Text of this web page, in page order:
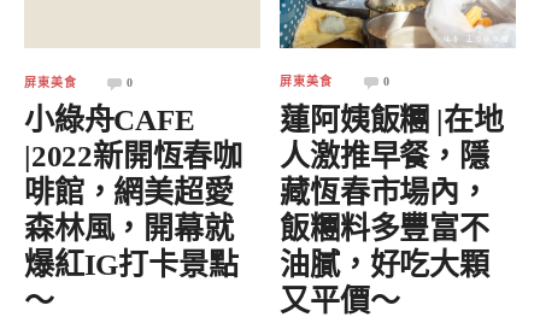
屏東美食 0
小綠舟CAFE
|2022新開恆春咖
啡館，網美超愛
森林風，開幕就
爆紅IG打卡景點
～
屏東美食 0
蓮阿姨飯糰 |在地
人激推早餐，隱
藏恆春市場內，
飯糰料多豐富不
油膩，好吃大顆
又平價～